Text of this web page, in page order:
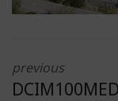
previous